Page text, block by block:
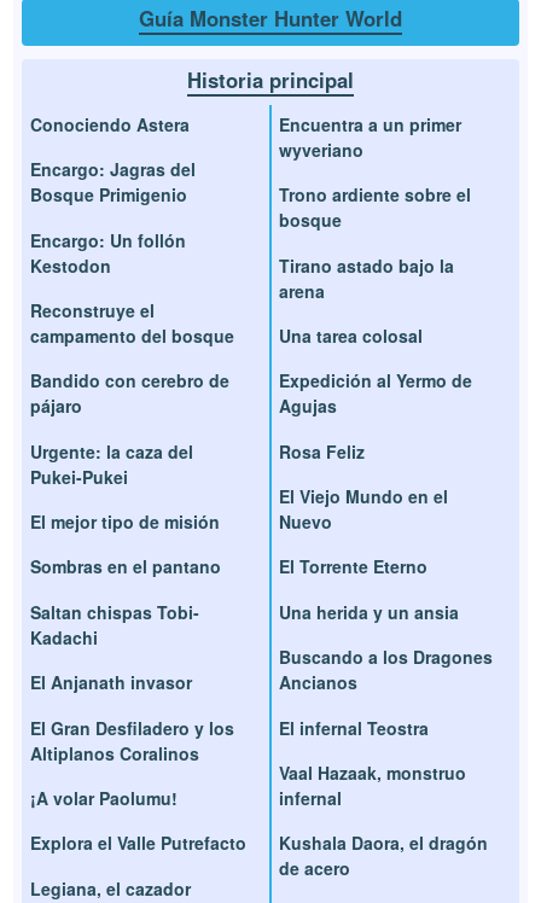
Guía Monster Hunter World
Historia principal
Conociendo Astera
Encargo: Jagras del
Bosque Primigenio
Encargo: Un follón
Kestodon
Reconstruye el
campamento del bosque
Bandido con cerebro de
pájaro
Urgente: la caza del
Pukei-Pukei
El mejor tipo de misión
Sombras en el pantano
Saltan chispas Tobi-
Kadachi
El Anjanath invasor
El Gran Desfiladero y los
Altiplanos Coralinos
¡A volar Paolumu!
Explora el Valle Putrefacto
Legiana, el cazador
Encuentra a un primer
wyveriano
Trono ardiente sobre el
bosque
Tirano astado bajo la
arena
Una tarea colosal
Expedición al Yermo de
Agujas
Rosa Feliz
El Viejo Mundo en el
Nuevo
El Torrente Eterno
Una herida y un ansia
Buscando a los Dragones
Ancianos
El infernal Teostra
Vaal Hazaak, monstruo
infernal
Kushala Daora, el dragón
de acero